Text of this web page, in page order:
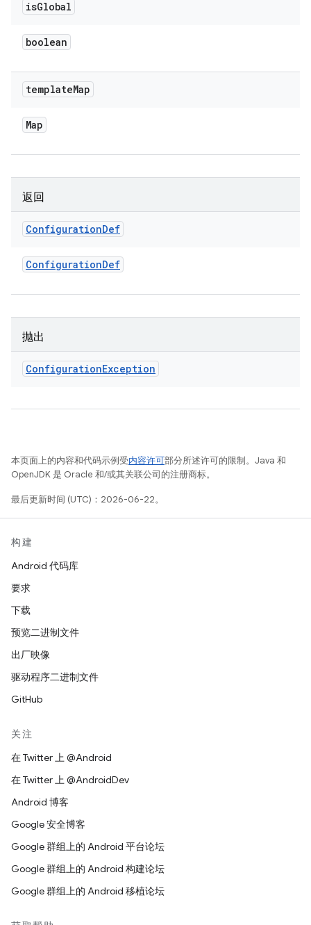
isGlobal
boolean
templateMap
Map
返回
ConfigurationDef
ConfigurationDef
抛出
ConfigurationException
本页面上的内容和代码示例受内容许可部分所述许可的限制。Java 和
OpenJDK 是 Oracle 和/或其关联公司的注册商标。
最后更新时间 (UTC)：2026-06-22。
构建
Android 代码库
要求
下载
预览二进制文件
出厂映像
驱动程序二进制文件
GitHub
关注
在 Twitter 上 @Android
在 Twitter 上 @AndroidDev
Android 博客
Google 安全博客
Google 群组上的 Android 平台论坛
Google 群组上的 Android 构建论坛
Google 群组上的 Android 移植论坛